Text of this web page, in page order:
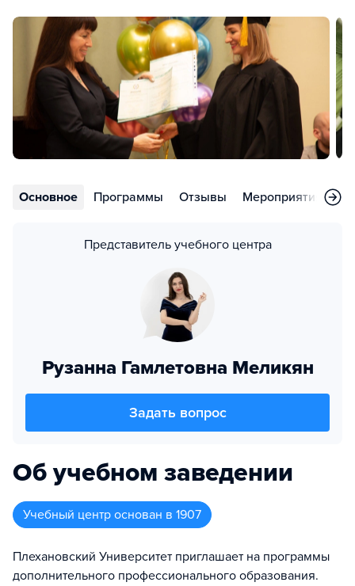
Основное Программы Отзывы Мероприятия
Представитель учебного центра
Рузанна Гамлетовна Меликян
Задать вопрос
Об учебном заведении
Учебный центр основан в 1907
Плехановский Университет приглашает на программы
дополнительного профессионального образования.